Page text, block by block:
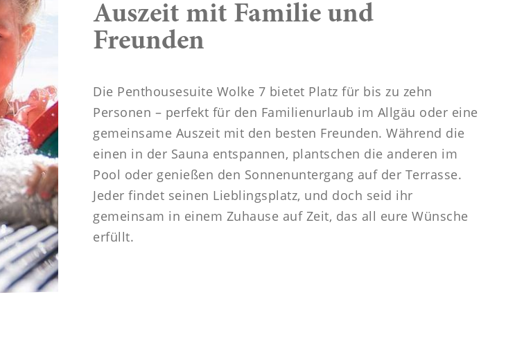
Auszeit mit Familie und
Freunden
Die Penthousesuite Wolke 7 bietet Platz für bis zu zehn
Personen – perfekt für den Familienurlaub im Allgäu oder eine
gemeinsame Auszeit mit den besten Freunden. Während die
einen in der Sauna entspannen, plantschen die anderen im
Pool oder genießen den Sonnenuntergang auf der Terrasse.
Jeder findet seinen Lieblingsplatz, und doch seid ihr
gemeinsam in einem Zuhause auf Zeit, das all eure Wünsche
erfüllt.